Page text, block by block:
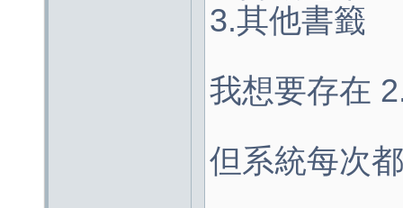
3.其他書籤
我想要存在
但系統每次